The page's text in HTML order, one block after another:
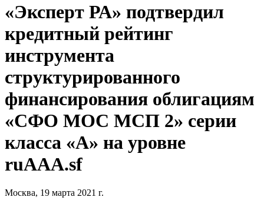
«Эксперт РА» подтвердил
кредитный рейтинг
инструмента
структурированного
финансирования облигациям
«СФО МОС МСП 2» серии
класса «А» на уровне
ruAAA.sf
Москва, 19 марта 2021 г.